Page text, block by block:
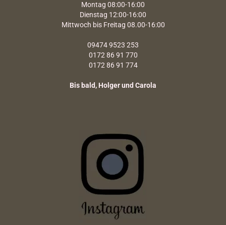
Montag 08:00-16:00
Dienstag 12:00-16:00
Mittwoch bis Freitag 08.00-16:00
09474 9523 253
0172 86 91 770
0172 86 91 774
Bis bald, Holger und Carola